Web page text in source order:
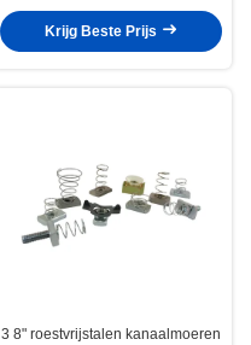
1/4"
Krijg Beste Prijs
3 8" roestvrijstalen kanaalmoeren